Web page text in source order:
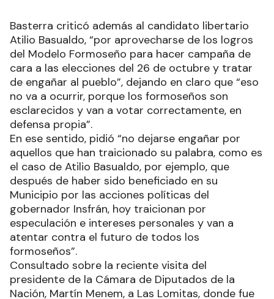
Basterra criticó además al candidato libertario
Atilio Basualdo, “por aprovecharse de los logros
del Modelo Formoseño para hacer campaña de
cara a las elecciones del 26 de octubre y tratar
de engañar al pueblo”, dejando en claro que “eso
no va a ocurrir, porque los formoseños son
esclarecidos y van a votar correctamente, en
defensa propia”.
En ese sentido, pidió “no dejarse engañar por
aquellos que han traicionado su palabra, como es
el caso de Atilio Basualdo, por ejemplo, que
después de haber sido beneficiado en su
Municipio por las acciones políticas del
gobernador Insfrán, hoy traicionan por
especulación e intereses personales y van a
atentar contra el futuro de todos los
formoseños”.
Consultado sobre la reciente visita del
presidente de la Cámara de Diputados de la
Nación, Martín Menem, a Las Lomitas, donde fue